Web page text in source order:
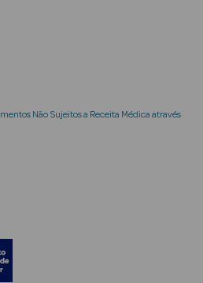
Não Sujeitos a Receita Médica através